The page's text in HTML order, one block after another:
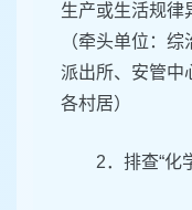
生产或生活规律
（牵头单位：
派出所、安管中
各村居）
2．排查“化